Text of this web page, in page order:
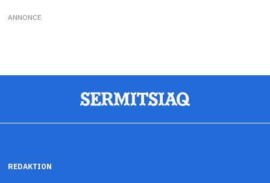
ANNONCE
REDAKTION